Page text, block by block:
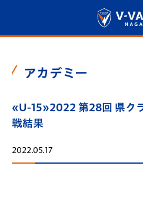
アカデミー
«U-15»2022 第28回 県ク
戦結果
2022.05.17